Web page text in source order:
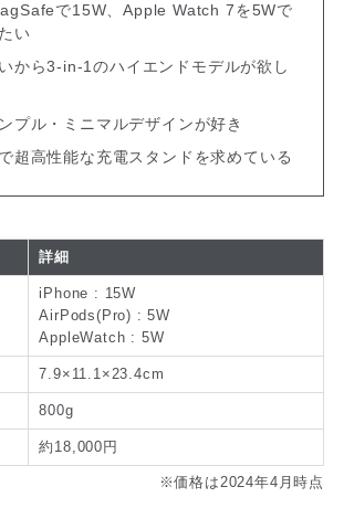
で15W、Apple Watch 7を5Wで
い
から3-in-1のハイエンドモデルが欲し
プル・ミニマルデザインが好き
超高性能な充電スタンドを求めている
詳細
iPhone : 15W
AirPods(Pro) : 5W
AppleWatch : 5W
7.9×11.1×23.4cm
800g
約18,000円
※価格は2024年4月時点